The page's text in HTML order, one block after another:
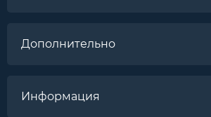
Дополнительно
Информация